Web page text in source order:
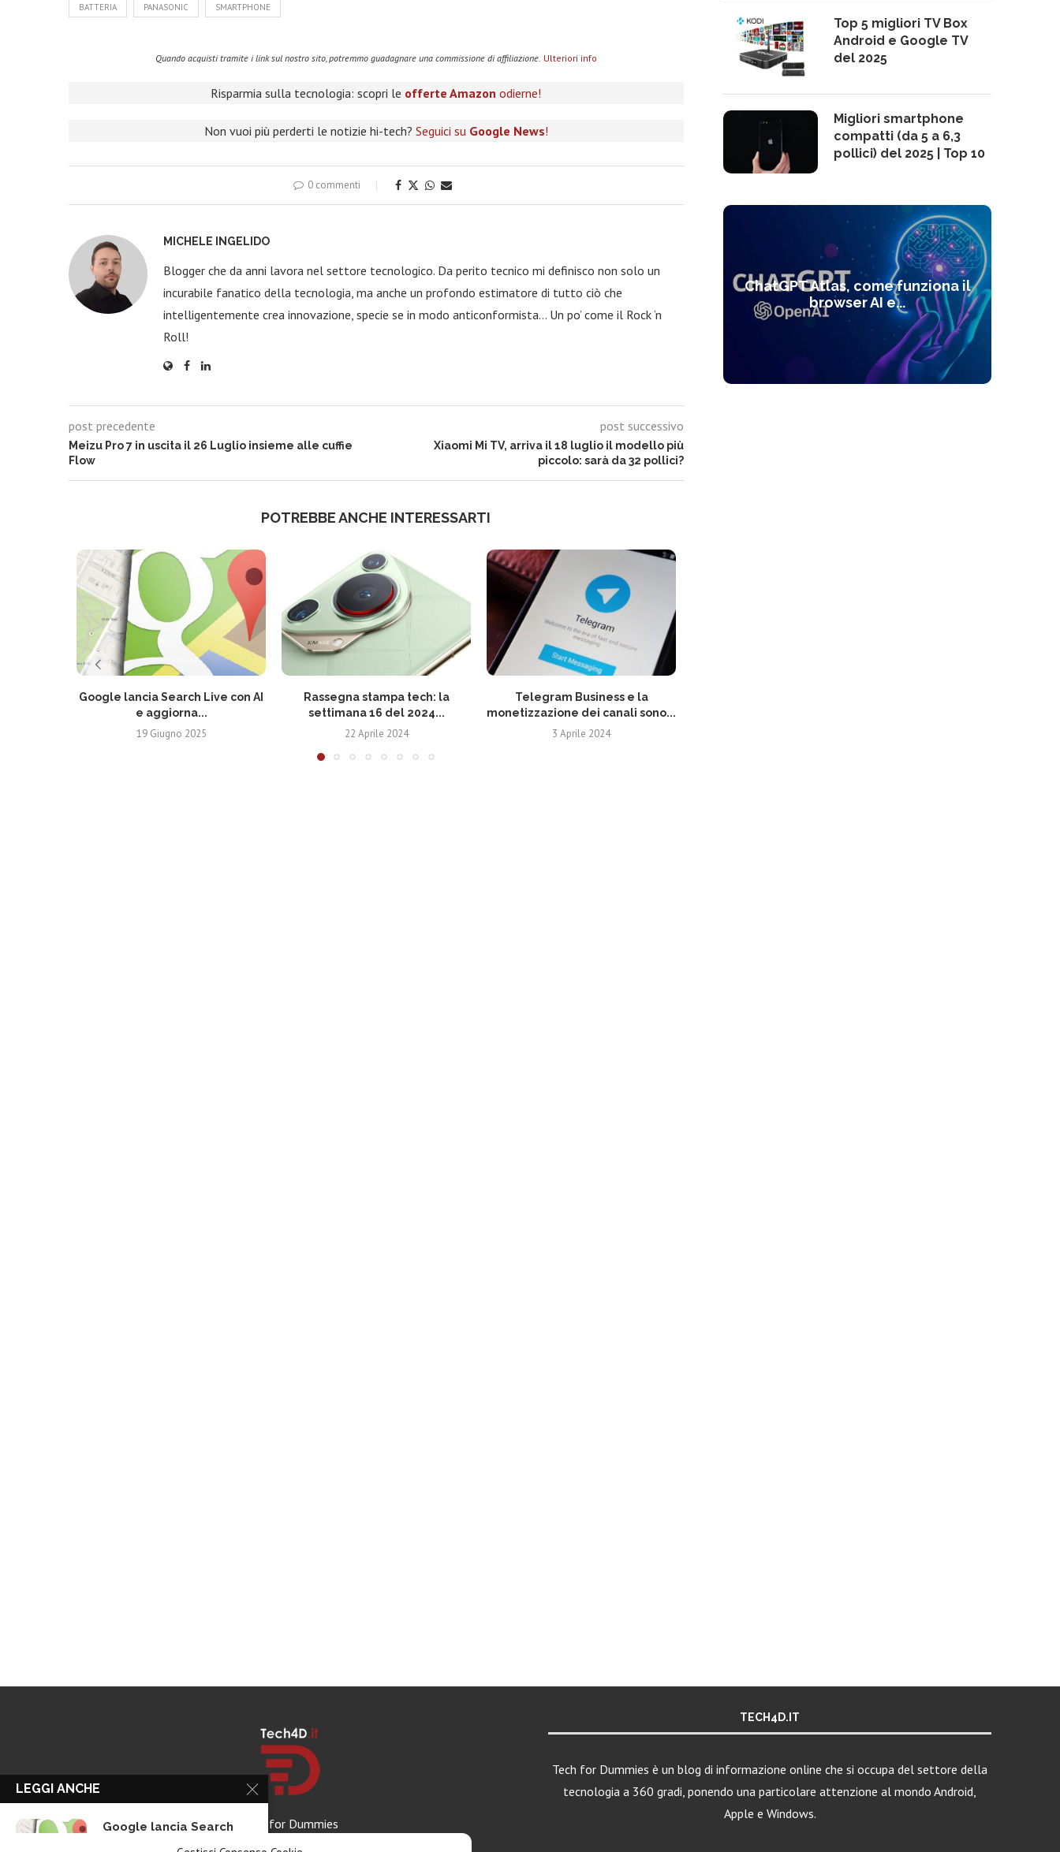
BATTERIA PANASONIC SMARTPHONE
Quando acquisti tramite i link sul nostro sito, potremmo guadagnare una commissione di affiliazione. Ulteriori info
Risparmia sulla tecnologia: scopri le offerte Amazon odierne!
Non vuoi più perderti le notizie hi-tech? Seguici su Google News!
0 commenti
MICHELE INGELIDO
Blogger che da anni lavora nel settore tecnologico. Da perito tecnico mi definisco non solo un
incurabile fanatico della tecnologia, ma anche un profondo estimatore di tutto ciò che
intelligentemente crea innovazione, specie se in modo anticonformista… Un po’ come il Rock ‘n
Roll!
post precedente
Meizu Pro 7 in uscita il 26 Luglio insieme alle cuffie
Flow
post successivo
Xiaomi Mi TV, arriva il 18 luglio il modello più
piccolo: sarà da 32 pollici?
POTREBBE ANCHE INTERESSARTI
Google lancia Search Live con AI
e aggiorna...
19 Giugno 2025
Rassegna stampa tech: la
settimana 16 del 2024...
22 Aprile 2024
Telegram Business e la
monetizzazione dei canali sono...
3 Aprile 2024
Top 5 migliori TV Box
Android e Google TV
del 2025
Migliori smartphone
compatti (da 5 a 6,3
pollici) del 2025 | Top 10
ChatGPT Atlas, come funziona il
browser AI e...
Tech for Dummies
TECH4D.IT
Tech for Dummies è un blog di informazione online che si occupa del settore della
tecnologia a 360 gradi, ponendo una particolare attenzione al mondo Android,
Apple e Windows.
LEGGI ANCHE
Google lancia Search